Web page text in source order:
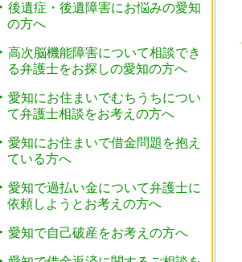
後遺症・後遺障害にお悩みの愛知
の方へ
高次脳機能障害について相談でき
る弁護士をお探しの愛知の方へ
愛知にお住まいでむちうちについ
て弁護士相談をお考えの方へ
愛知にお住まいで借金問題を抱え
ている方へ
愛知で過払い金について弁護士に
依頼しようとお考えの方へ
愛知で自己破産をお考えの方へ